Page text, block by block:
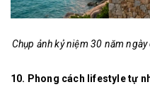
Chụp ảnh kỷ niệm 30 năm
10. Phong cách lifestyle tự